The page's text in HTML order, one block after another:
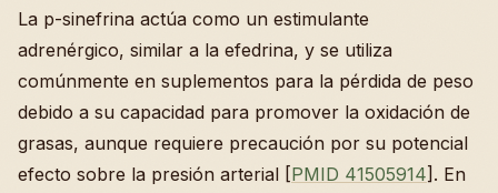
La p-sinefrina actúa como un estimulante
adrenérgico, similar a la efedrina, y se utiliza
comúnmente en suplementos para la pérdida de peso
debido a su capacidad para promover la oxidación de
grasas, aunque requiere precaución por su potencial
efecto sobre la presión arterial [PMID 41505914]. En